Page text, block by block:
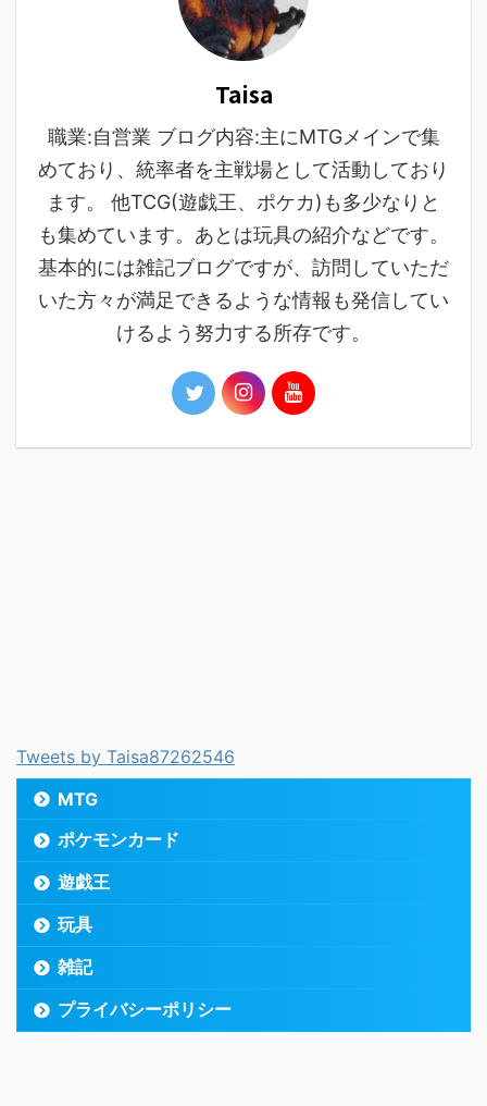
Taisa
職業:自営業 ブログ内容:主にMTGメインで集
めており、統率者を主戦場として活動しており
ます。 他TCG(遊戯王、ポケカ)も多少なりと
も集めています。あとは玩具の紹介などです。
基本的には雑記ブログですが、訪問していただ
いた方々が満足できるような情報も発信してい
けるよう努力する所存です。
Tweets by Taisa87262546
MTG
ポケモンカード
遊戯王
玩具
雑記
プライバシーポリシー